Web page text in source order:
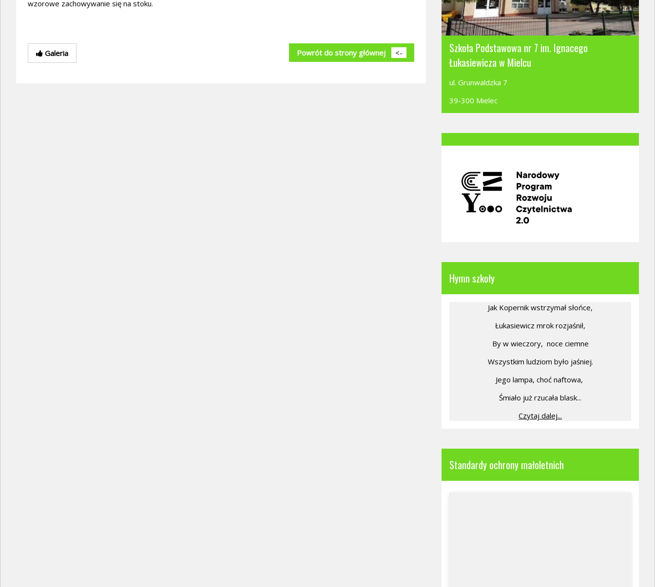
wzorowe zachowywanie się na stoku.
Galeria Powrót do strony głównej <-
Szkoła Podstawowa nr 7 im. Ignacego
Łukasiewicza w Mielcu
ul. Grunwaldzka 7
39-300 Mielec
Hymn szkoły
Jak Kopernik wstrzymał słońce,
Łukasiewicz mrok rozjaśnił,
By w wieczory, noce ciemne
Wszystkim ludziom było jaśniej.
Jego lampa, choć naftowa,
Śmiało już rzucała blask...
Czytaj dalej...
Standardy ochrony małoletnich